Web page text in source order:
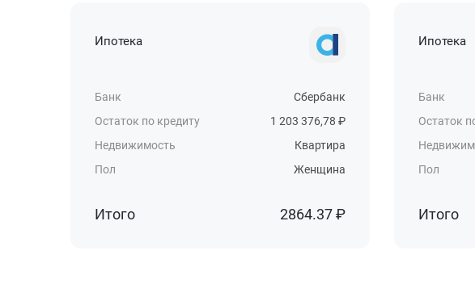
Ипотека
Банк
Сбербанк
Остаток по кредиту
1 203 376,78 ₽
Недвижимость
Квартира
Пол
Женщина
Итого 2864.37 ₽
Ипотека
Банк
Остаток
Пол
Итого